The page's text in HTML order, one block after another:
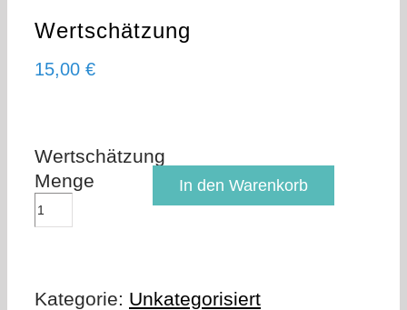
Wertschätzung
15,00 €
Wertschätzung
Menge
In den Warenkorb
Kategorie: Unkategorisiert